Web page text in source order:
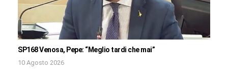
SP168 Venosa, Pepe: “Meglio tardi che mai”
10 Agosto 2026